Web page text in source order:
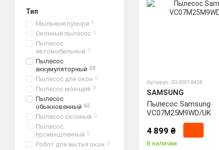
Артикул: 00-00018428
SAMSUNG
Пылесос Samsung
VC07M25M9WD/UK
4 899 ₴
В наличии
Тип
Мыльные пузыри 0
Оконный пылесос 0
Пылесос
автомобильный 0
Пылесос
аккумуляторный 20
Пылесос для окон 0
Пылесос моющий 0
Пылесос
обыкновенный 62
Пылесос оконный 0
Пылесос
промышленный 0
Робот для мытья окон 0